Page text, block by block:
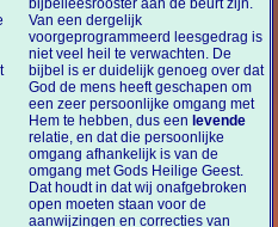
bijbelleesrooster aan de beurt zijn.
Van een dergelijk
voorgeprogrammeerd leesgedrag is
niet veel heil te verwachten. De
bijbel is er duidelijk genoeg over dat
God de mens heeft geschapen om
een zeer persoonlijke omgang met
Hem te hebben, dus een levende
relatie, en dat die persoonlijke
omgang afhankelijk is van de
omgang met Gods Heilige Geest.
Dat houdt in dat wij onafgebroken
open moeten staan voor de
aanwijzingen en correcties van